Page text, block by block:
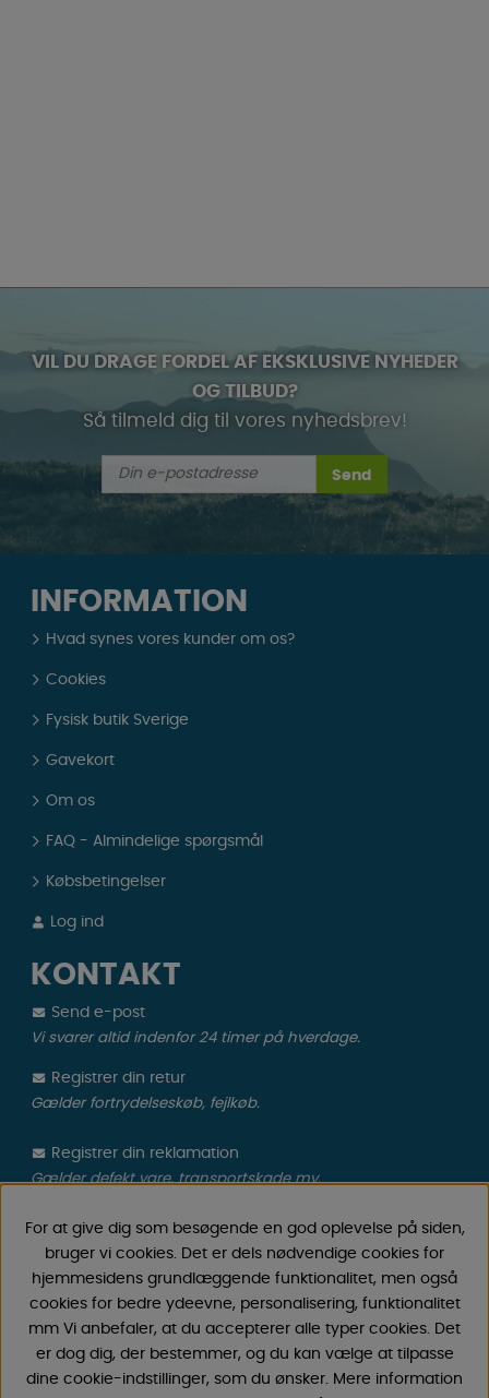
VIL DU DRAGE FORDEL AF EKSKLUSIVE NYHEDER
OG TILBUD?
Så tilmeld dig til vores nyhedsbrev!
Send
INFORMATION
Hvad synes vores kunder om os?
Cookies
Fysisk butik Sverige
Gavekort
Om os
FAQ - Almindelige spørgsmål
Købsbetingelser
Log ind
KONTAKT
Send e-post
Vi svarer altid indenfor 24 timer på hverdage.
Registrer din retur
Gælder fortrydelseskøb, fejlkøb.
Registrer din reklamation
Gælder defekt vare, transportskade mv.
CAMPMARKET
Vi har oparbejdet stor erfaring med campingvogne &
autocamper tilbehør gennem årene, fordi vi har
forhandlet campingvogne & autocampere samt
reservedele og tilbehør til disse siden 1968. Vi tilbyder et
bredt udvalg af forskellige varer inden for camping &
For at give dig som besøgende en god oplevelse på siden,
bruger vi cookies. Det er dels nødvendige cookies for
hjemmesidens grundlæggende funktionalitet, men også
cookies for bedre ydeevne, personalisering, funktionalitet
mm Vi anbefaler, at du accepterer alle typer cookies. Det
er dog dig, der bestemmer, og du kan vælge at tilpasse
dine cookie-indstillinger, som du ønsker. Mere information